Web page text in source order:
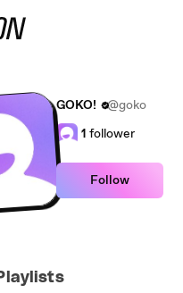
GOKO!
@goko
1 follower
Follow